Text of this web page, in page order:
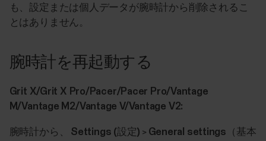
も、設定または個人データが腕時計から削除されるこ
とはありません。
腕時計を再起動する
Grit X/Grit X Pro/Pacer/Pacer Pro/Vantage
M/Vantage M2/Vantage V/Vantage V2:
腕時計から、 Settings (設定) > General settings（基本